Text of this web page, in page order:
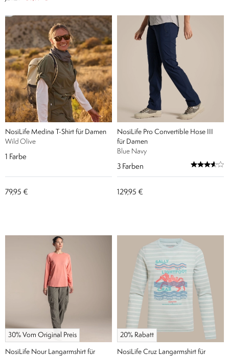
NosiLife Medina T-Shirt für Damen
Wild Olive
1 Farbe
79,95 €
NosiLife Pro Convertible Hose III
für Damen
Blue Navy
3 Farben
129,95 €
30% Vom Original Preis
NosiLife Nour Langarmshirt für
20% Rabatt
NosiLife Cruz Langarmshirt für